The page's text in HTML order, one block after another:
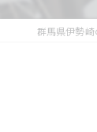
群馬県伊勢